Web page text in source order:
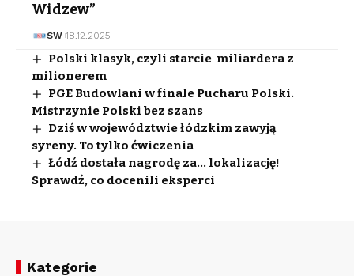
Widzew”
SW 18.12.2025
Polski klasyk, czyli starcie miliardera z
milionerem
PGE Budowlani w finale Pucharu Polski.
Mistrzynie Polski bez szans
Dziś w województwie łódzkim zawyją
syreny. To tylko ćwiczenia
Łódź dostała nagrodę za… lokalizację!
Sprawdź, co docenili eksperci
Kategorie